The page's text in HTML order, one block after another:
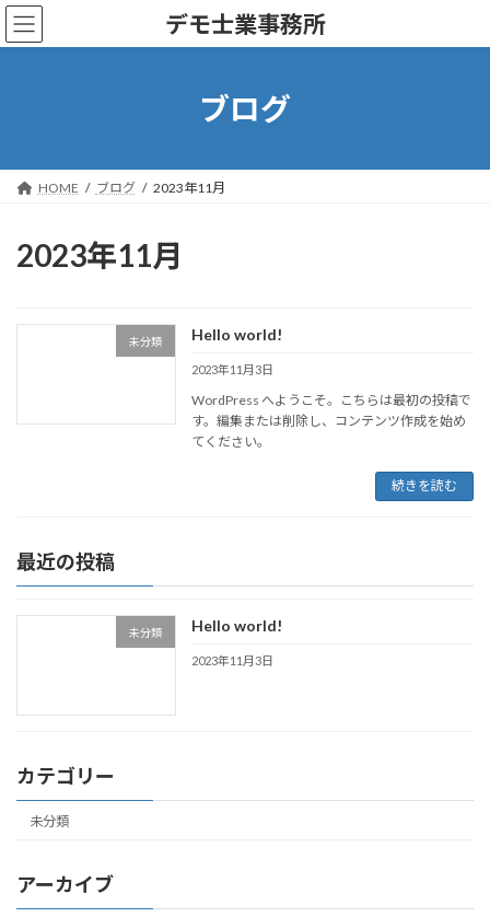
コ
ン
ナ
ビ
デモ士業事務所
ブログ
HOME ブログ 2023年11月
2023年11月
未分類 Hello world!
2023年11月3日
WordPress へようこそ。こちらは最初の投稿で
す。編集または削除し、コンテンツ作成を始め
てください。
続きを読む
最近の投稿
未分類 Hello world!
2023年11月3日
カテゴリー
未分類
アーカイブ